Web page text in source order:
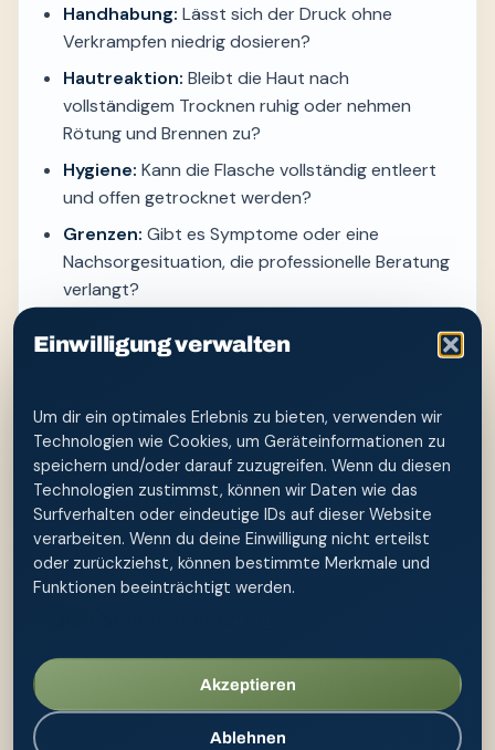
Einwilligung verwalten
Um dir ein optimales Erlebnis zu bieten, verwenden wir
Technologien wie Cookies, um Geräteinformationen zu
speichern und/oder darauf zuzugreifen. Wenn du diesen
Technologien zustimmst, können wir Daten wie das
Surfverhalten oder eindeutige IDs auf dieser Website
verarbeiten. Wenn du deine Einwilligung nicht erteilst
oder zurückziehst, können bestimmte Merkmale und
Funktionen beeinträchtigt werden.
Akzeptieren
Ablehnen
Handhabung: Lässt sich der Druck ohne
Verkrampfen niedrig dosieren?
Hautreaktion: Bleibt die Haut nach
vollständigem Trocknen ruhig oder nehmen
Rötung und Brennen zu?
Hygiene: Kann die Flasche vollständig entleert
und offen getrocknet werden?
Grenzen: Gibt es Symptome oder eine
Nachsorgesituation, die professionelle Beratung
verlangt?
Bewerte den Ablauf nicht nur nach einem
bleibt. Ändere bei Beschwerden immer nur einen
Faktor gleichzeitig – etwa Druck, Temperatur oder
ein Pflegeprodukt. Dadurch lässt sich besser
erkennen, was reizt. Bei anhaltenden oder
wiederkehrenden Problemen ist eine Untersuchung
sinnvoller als häufigeres Spülen.
Der Beitrag bleibt im Ratgeber, weil sein konkreter
Kontext über eine allgemeine Bedienungsanleitung
hinausgeht. Er wurde jedoch so begrenzt, dass
keine Heilwirkung, Vorbeugung oder fachliche